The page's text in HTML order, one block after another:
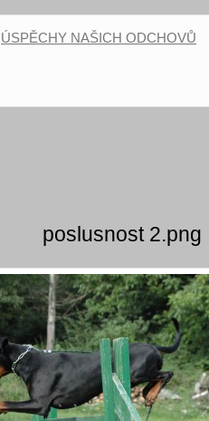
ÚSPĚCHY NAŠICH ODCHOVŮ
poslusnost 2.png